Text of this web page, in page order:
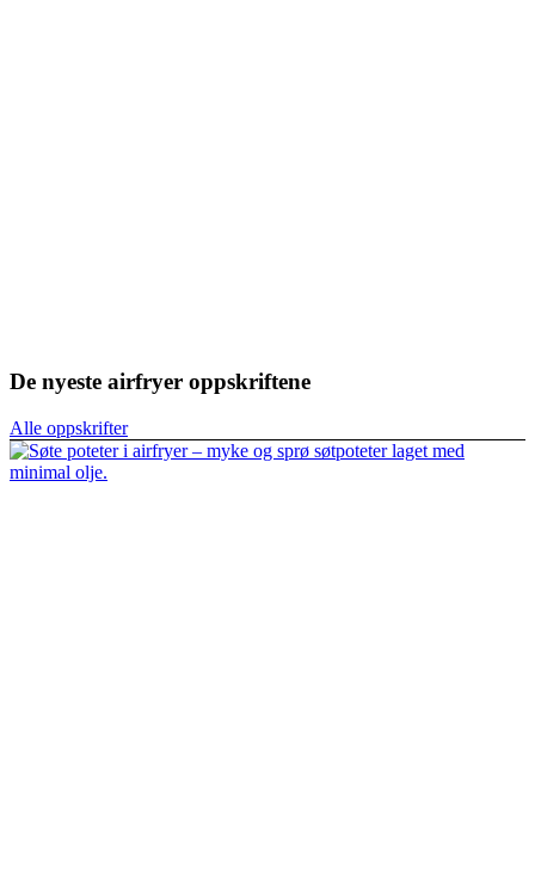
De nyeste airfryer oppskriftene
Alle oppskrifter